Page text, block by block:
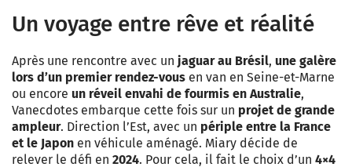
Un voyage entre rêve et réalité
Après une rencontre avec un jaguar au Brésil, une galère
lors d’un premier rendez-vous en van en Seine-et-Marne
ou encore un réveil envahi de fourmis en Australie,
Vanecdotes embarque cette fois sur un projet de grande
ampleur. Direction l’Est, avec un périple entre la France
et le Japon en véhicule aménagé. Miary décide de
relever le défi en 2024. Pour cela, il fait le choix d’un 4×4